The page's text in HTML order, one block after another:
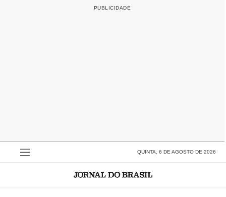
QUINTA, 6 DE AGOSTO DE 2026